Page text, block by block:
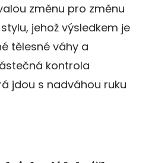
změnu pro změnu
jehož výsledkem je
tělesné váhy a
kontrola
jdou s nadváhou ruku